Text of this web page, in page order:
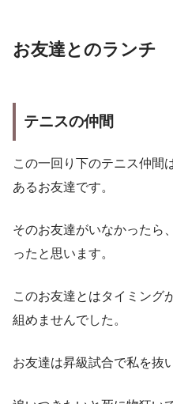
お友達とのランチ
テニスの仲間
この一回り下のテニス仲間
あるお友達です。
そのお友達がいなかったら
ったと思います。
このお友達とはタイミング
組めませんでした。
お友達は昇級試合で私を抜